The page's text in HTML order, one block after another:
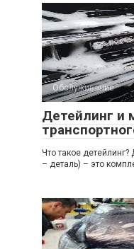
Обслуживание
Детейлинг и
Что такое детейлинг?
– деталь) – это